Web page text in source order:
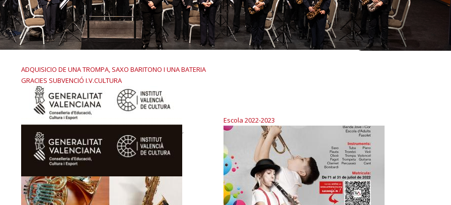
ADQUISICIO DE UNA TROMPA, SAXO BARITONO I UNA BATERIA
GRACIES SUBVENCIÓ I.V.CULTURA
,
Escola 2022-2023